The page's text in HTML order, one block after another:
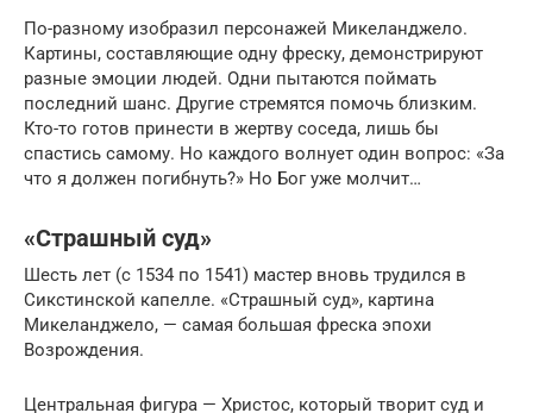
По-разному изобразил персонажей Микеланджело.
Картины, составляющие одну фреску, демонстрируют
разные эмоции людей. Одни пытаются поймать
последний шанс. Другие стремятся помочь близким.
Кто-то готов принести в жертву соседа, лишь бы
спастись самому. Но каждого волнует один вопрос: «За
что я должен погибнуть?» Но Бог уже молчит…
«Страшный суд»
Шесть лет (с 1534 по 1541) мастер вновь трудился в
Сикстинской капелле. «Страшный суд», картина
Микеланджело, — самая большая фреска эпохи
Возрождения.
Центральная фигура — Христос, который творит суд и